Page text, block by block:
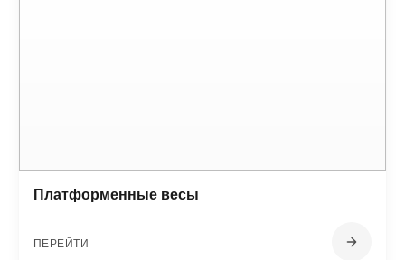
Платформенные весы
ПЕРЕЙТИ